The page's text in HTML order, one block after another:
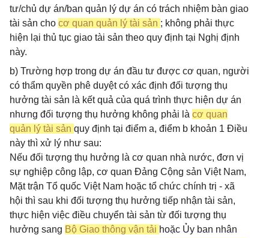
tư/chủ dự án/ban quản lý dự án có trách nhiệm bàn giao
tài sản cho cơ quan quản lý tài sản ; không phải thực
hiện lại thủ tục giao tài sản theo quy định tại Nghị định
này.
b) Trường hợp trong dự án đầu tư được cơ quan, người
có thẩm quyền phê duyệt có xác định đối tượng thụ
hưởng tài sản là kết quả của quá trình thực hiện dự án
nhưng đối tượng thụ hưởng không phải là cơ quan
quản lý tài sản quy định tại điểm a, điểm b khoản 1 Điều
này thì xử lý như sau:
Nếu đối tượng thụ hưởng là cơ quan nhà nước, đơn vị
sự nghiệp công lập, cơ quan Đảng Cộng sản Việt Nam,
Mặt trận Tổ quốc Việt Nam hoặc tổ chức chính trị - xã
hội thì sau khi đối tượng thụ hưởng tiếp nhận tài sản,
thực hiện việc điều chuyển tài sản từ đối tượng thụ
hưởng sang Bộ Giao thông vận tải hoặc Ủy ban nhân